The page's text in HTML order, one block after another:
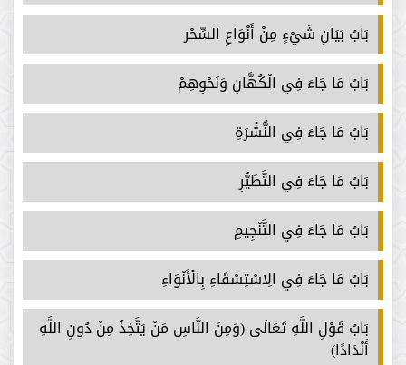
بَابُ بَيَانِ شَيْءٍ مِنْ أَنْوَاعِ السِّحْر
بَابُ مَا جَاءَ فِي الْكُهَّانِ وَنَحْوِهِمْ
بَابُ مَا جَاءَ فِي النُّشْرَةِ
بَابُ مَا جَاءَ فِي التَّطَيُّرِ
بَابُ مَا جَاءَ فِي التَّنْجِيمِ
بَابُ مَا جَاءَ فِي الِاسْتِسْقَاءِ بِالْأَنْوَاءِ
بَابُ قَوْلِ اللَّهِ تَعَالَى (وَمِنَ النَّاسِ مَنْ يَتَّخِذُ مِنْ دُونِ اللَّهِ
أَنْدَادًا)